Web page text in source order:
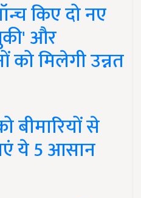
किए दो नए
और
को मिलेगी उन्नत
से
ये 5 आसान